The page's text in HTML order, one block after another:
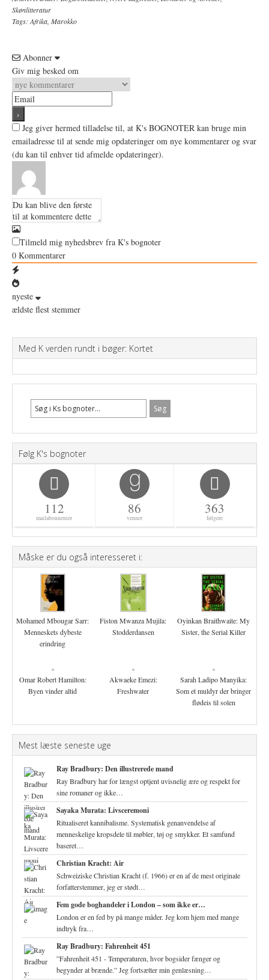
Skønlitteratur
Tags: Afrika Marokko
Abonner
Giv mig besked om
Jeg giver hermed tilladelse til, at K's BOGNOTER kan bruge min
emailadresse til at sende mig opdateringer om nye kommentarer og svar
(du kan til enhver tid afmelde opdateringer).
Tilmeld mig nyhedsbrev fra K's bognoter
0 Kommentarer
nyeste
ældste flest stemmer
Med K verden rundt i bøger: Kortet
Følg K's bognoter
112
mailabonnenter
86
venner
363
følgere
Måske er du også interesseret i:
Mohamed Mbougar Sarr:
Menneskets dybeste
erindring
Fiston Mwanza Mujila:
Stodderdansen
Oyinkan Braithwaite: My
Sister, the Serial Killer
Omar Robert Hamilton:
Byen vinder altid
Akwaeke Emezi:
Freshwater
Sarah Ladipo Manyika:
Som et muldyr der bringer
flødeis til solen
Mest læste seneste uge
Ray Bradbury: Den illustrerede mand
Ray Bradbury har for længst optjent uvisnelig ære og respekt for
sine romaner og ikke…
Sayaka Murata: Livsceremoni
Ritualiseret kannibalisme. Systematisk genanvendelse af
menneskelige kropsdele til møbler, tøj og smykker. Et samfund
baseret…
Christian Kracht: Air
Schweiziske Christian Kracht (f. 1966) er en af de mest originale
forfatterstemmer, jeg er stødt…
Fem gode boghandeler i London – som ikke er…
London er en fed by på mange måder. Jeg kom hjem med mange
indtryk fra…
Ray Bradbury: Fahrenheit 451
”Fahrenheit 451 - Temperaturen, hvor bogsider fænger og
begynder at brænde.” Jeg fortsætter min genlæsning…